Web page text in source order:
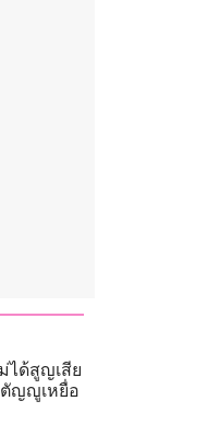
ได้สูญเสีย
ตัญญูเหยื่อ